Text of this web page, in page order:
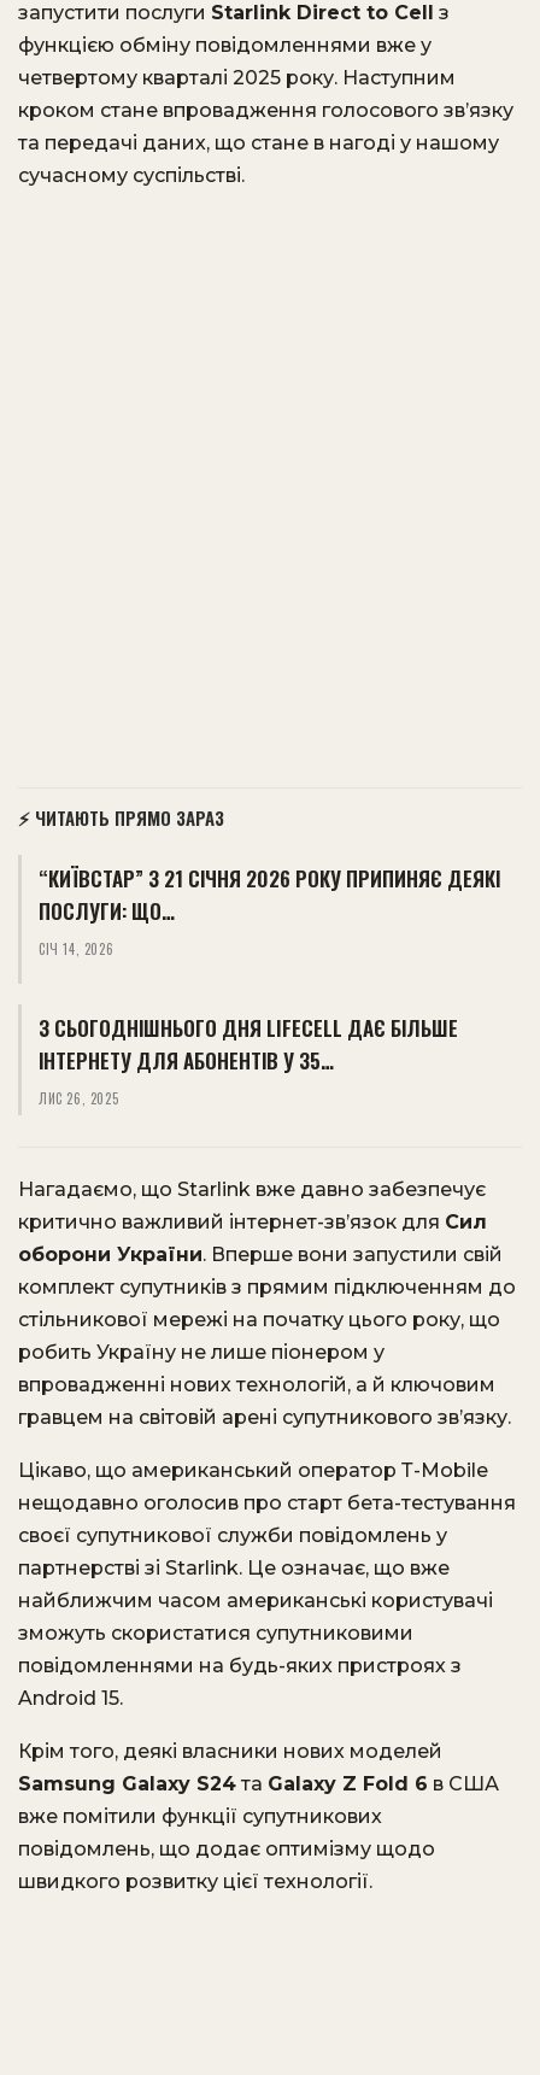
запустити послуги Starlink Direct to Cell з
функцією обміну повідомленнями вже у
четвертому кварталі 2025 року. Наступним
кроком стане впровадження голосового зв’язку
та передачі даних, що стане в нагоді у нашому
сучасному суспільстві.
⚡ ЧИТАЮТЬ ПРЯМО ЗАРАЗ
“КИЇВСТАР” З 21 СІЧНЯ 2026 РОКУ ПРИПИНЯЄ ДЕЯКІ
ПОСЛУГИ: ЩО…
СІЧ 14, 2026
З СЬОГОДНІШНЬОГО ДНЯ LIFECELL ДАЄ БІЛЬШЕ
ІНТЕРНЕТУ ДЛЯ АБОНЕНТІВ У 35…
ЛИС 26, 2025
Нагадаємо, що Starlink вже давно забезпечує
критично важливий інтернет-зв’язок для Сил
оборони України. Вперше вони запустили свій
комплект супутників з прямим підключенням до
стільникової мережі на початку цього року, що
робить Україну не лише піонером у
впровадженні нових технологій, а й ключовим
гравцем на світовій арені супутникового зв’язку.
Цікаво, що американський оператор Т-Mobile
нещодавно оголосив про старт бета-тестування
своєї супутникової служби повідомлень у
партнерстві зі Starlink. Це означає, що вже
найближчим часом американські користувачі
зможуть скористатися супутниковими
повідомленнями на будь-яких пристроях з
Android 15.
Крім того, деякі власники нових моделей
Samsung Galaxy S24та Galaxy Z Fold 6 в США
вже помітили функції супутникових
повідомлень, що додає оптимізму щодо
швидкого розвитку цієї технології.